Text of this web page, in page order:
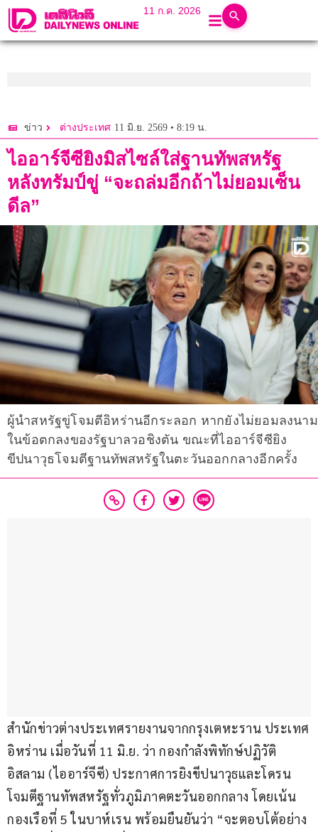
11 ก.ค. 2026
ข่าว ต่างประเทศ 11 มิ.ย. 2569 • 8:19 น.
ไออาร์จีซียิงมิสไซล์ใส่ฐานทัพสหรัฐ
หลังทรัมป์ขู่ “จะถล่มอีกถ้าไม่ยอมเซ็น
ดีล”
ผู้นำสหรัฐขู่โจมตีอิหร่านอีกระลอก หากยังไม่ยอมลงนาม
ในข้อตกลงของรัฐบาลวอชิงตัน ขณะที่ไออาร์จีซียิง
ขีปนาวุธโจมตีฐานทัพสหรัฐในตะวันออกกลางอีกครั้ง
สำนักข่าวต่างประเทศรายงานจากกรุงเตหะราน ประเทศ
อิหร่าน เมื่อวันที่ 11 มิ.ย. ว่า กองกำลังพิทักษ์ปฏิวัติ
อิสลาม (ไออาร์จีซี) ประกาศการยิงขีปนาวุธและโดรน
โจมตีฐานทัพสหรัฐทั่วภูมิภาคตะวันออกกลาง โดยเน้น
กองเรือที่ 5 ในบาห์เรน พร้อมยืนยันว่า “จะตอบโต้อย่าง